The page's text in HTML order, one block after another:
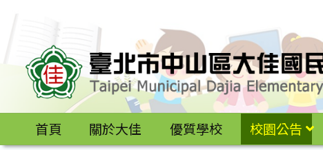
首頁 關於大佳 優質學校 校園公告